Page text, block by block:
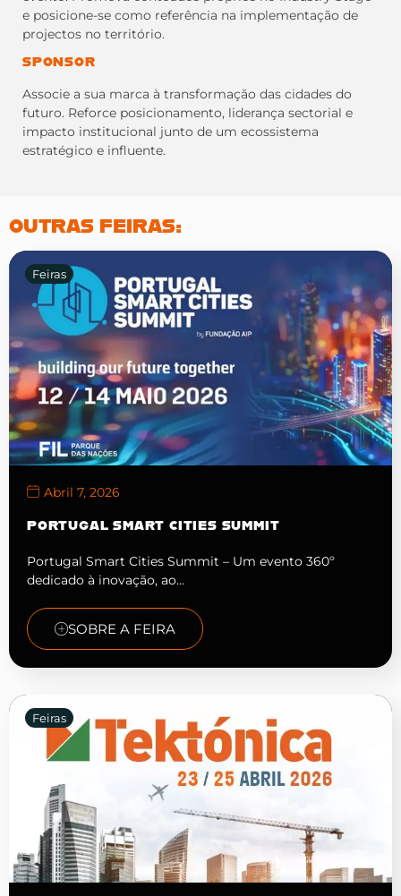
e posicione-se como referência na implementação de
projectos no território.
SPONSOR
Associe a sua marca à transformação das cidades do
futuro. Reforce posicionamento, liderança sectorial e
impacto institucional junto de um ecossistema
estratégico e influente.
OUTRAS FEIRAS:
Feiras
Abril 7, 2026
PORTUGAL SMART CITIES SUMMIT
Portugal Smart Cities Summit – Um evento 360º
dedicado à inovação, ao…
SOBRE A FEIRA
Feiras